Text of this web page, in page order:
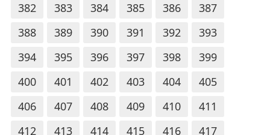
382
383 384 385 386
387
388
389 390 391 392
393
394
395 396 397 398
399
400
401 402 403 404
405
406
407 408 409 410
411
412
413 414 415 416 417